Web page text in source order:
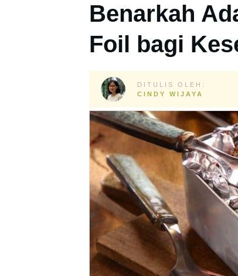
Benarkah
Foil bagi
DITULIS OLEH:
CINDY WIJAYA